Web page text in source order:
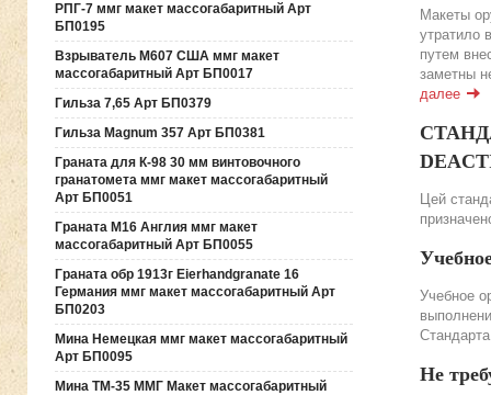
РПГ-7 ммг макет массогабаритный Арт
БП0195
Взрыватель М607 США ммг макет
массогабаритный Арт БП0017
Гильза 7,65 Арт БП0379
Гильза Magnum 357 Арт БП0381
Граната для К-98 30 мм винтовочного
гранатомета ммг макет массогабаритный
Арт БП0051
Граната М16 Англия ммг макет
массогабаритный Арт БП0055
Граната обр 1913г Eierhandgranate 16
Германия ммг макет массогабаритный Арт
БП0203
Мина Немецкая ммг макет массогабаритный
Арт БП0095
Мина ТМ-35 ММГ Макет массогабаритный
Макеты
утратило
путем
заметны
далее
Цей
Учебное
Не